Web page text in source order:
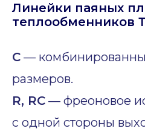
Линейки паяных
теплообменников
C —
размеров.
R, RC — фреоновое
с одной стороны